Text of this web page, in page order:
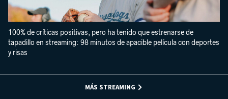
100% de críticas positivas, pero ha tenido que estrenarse de
tapadillo en streaming: 98 minutos de apacible película con deportes
y risas
MÁS STREAMING